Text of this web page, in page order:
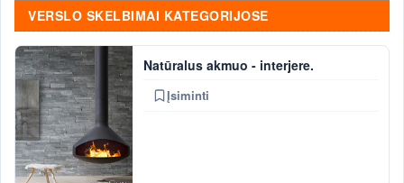
VERSLO SKELBIMAI KATEGORIJOSE
Natūralus akmuo - interjere.
Įsiminti